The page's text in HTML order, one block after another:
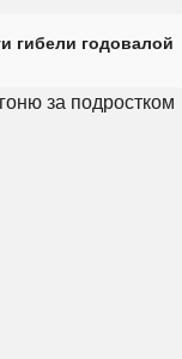
гибели годовалой